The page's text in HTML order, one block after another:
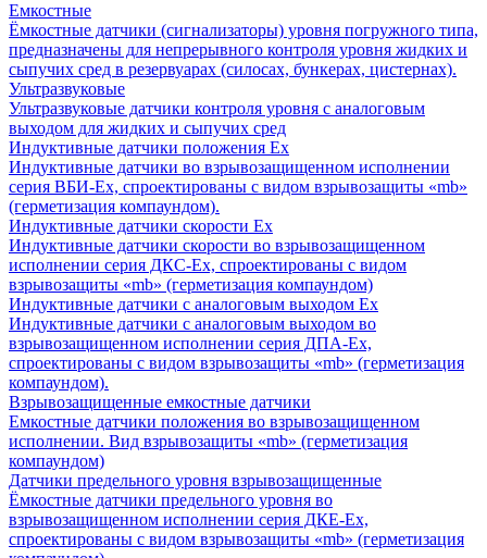
Емкостные
Ёмкостные датчики (сигнализаторы) уровня погружного типа,
предназначены для непрерывного контроля уровня жидких и
сыпучих сред в резервуарах (силосах, бункерах, цистернах).
Ультразвуковые
Ультразвуковые датчики контроля уровня с аналоговым
выходом для жидких и сыпучих сред
Индуктивные датчики положения Ех
Индуктивные датчики во взрывозащищенном исполнении
серия ВБИ-Ех, спроектированы с видом взрывозащиты «mb»
(герметизация компаундом).
Индуктивные датчики скорости Ех
Индуктивные датчики скорости во взрывозащищенном
исполнении серия ДКС-Ех, спроектированы с видом
взрывозащиты «mb» (герметизация компаундом)
Индуктивные датчики с аналоговым выходом Ех
Индуктивные датчики с аналоговым выходом во
взрывозащищенном исполнении серия ДПА-Ех,
спроектированы с видом взрывозащиты «mb» (герметизация
компаундом).
Взрывозащищенные емкостные датчики
Емкостные датчики положения во взрывозащищенном
исполнении. Вид взрывозащиты «mb» (герметизация
компаундом)
Датчики предельного уровня взрывозащищенные
Ёмкостные датчики предельного уровня во
взрывозащищенном исполнении серия ДКЕ-Ех,
спроектированы с видом взрывозащиты «mb» (герметизация